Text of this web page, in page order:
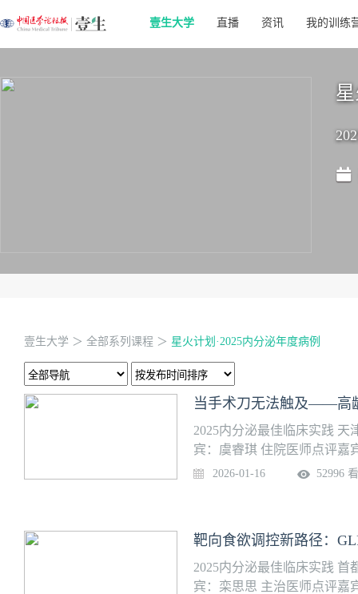
壹生大学 直播 资讯 我的训练
壹生大学 ＞ 全部系列课程 ＞ 星火计划·2025内分泌年度病例
当手术刀无法触及——高
2025内分泌最佳临床实践
宾：虞睿琪 住院医师点评嘉
（天津医科大学代谢病医院
部级人才在内的雄厚医疗与
持续强化学科特色的同时，
够为伴有各类复杂合并症的
2026-01-16 52996
2025内分泌最佳临床实践
宾：栾思思 主治医师点评嘉